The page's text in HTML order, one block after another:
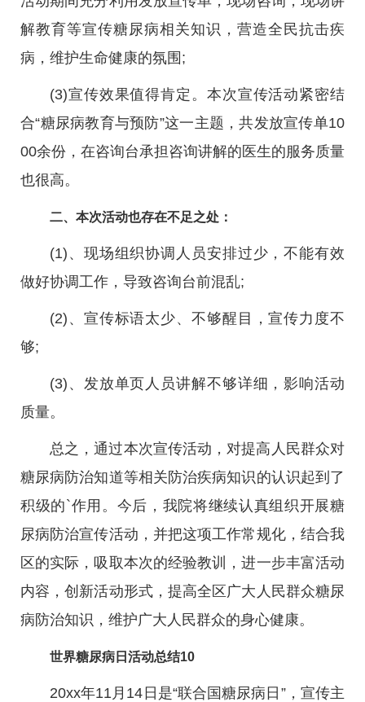
解教育等宣传糖尿病相关知识，营造全民抗击疾
病，维护生命健康的氛围;
(3)宣传效果值得肯定。本次宣传活动紧密结
合“糖尿病教育与预防”这一主题，共发放宣传单10
00余份，在咨询台承担咨询讲解的医生的服务质量
也很高。
二、本次活动也存在不足之处：
(1)、现场组织协调人员安排过少，不能有效
做好协调工作，导致咨询台前混乱;
(2)、宣传标语太少、不够醒目，宣传力度不
够;
(3)、发放单页人员讲解不够详细，影响活动
质量。
总之，通过本次宣传活动，对提高人民群众对
糖尿病防治知道等相关防治疾病知识的认识起到了
积级的`作用。今后，我院将继续认真组织开展糖
尿病防治宣传活动，并把这项工作常规化，结合我
区的实际，吸取本次的经验教训，进一步丰富活动
内容，创新活动形式，提高全区广大人民群众糖尿
病防治知识，维护广大人民群众的身心健康。
世界糖尿病日活动总结10
20xx年11月14日是“联合国糖尿病日”，宣传主